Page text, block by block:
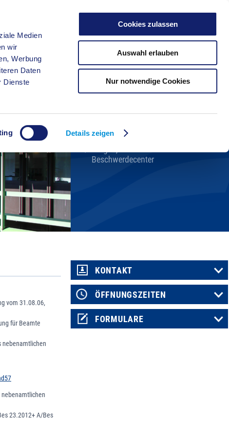
Medien
wir
Werbung
Daten
Dienste
Details zeigen
Cookies zulassen
Auswahl erlauben
Nur notwendige Cookies
Kreisverwaltung A-Z
Karriere beim Kreis
Beschwerdecenter
vom 31.08.06,
für Beamte
nebenamtlichen
23.2012+ A/Bes
KONTAKT
ÖFFNUNGSZEITEN
FORMULARE